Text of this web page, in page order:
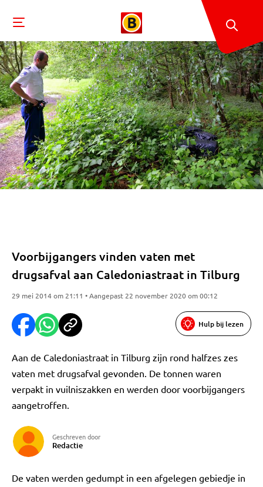
Voorbijgangers vinden vaten met
drugsafval aan Caledoniastraat in Tilburg
29 mei 2014 om 21:11 • Aangepast 22 november 2020 om 00:12
Hulp bij lezen
Aan de Caledoniastraat in Tilburg zijn rond halfzes zes
vaten met drugsafval gevonden. De tonnen waren
verpakt in vuilniszakken en werden door voorbijgangers
aangetroffen.
Geschreven door
Redactie
De vaten werden gedumpt in een afgelegen gebiedje in